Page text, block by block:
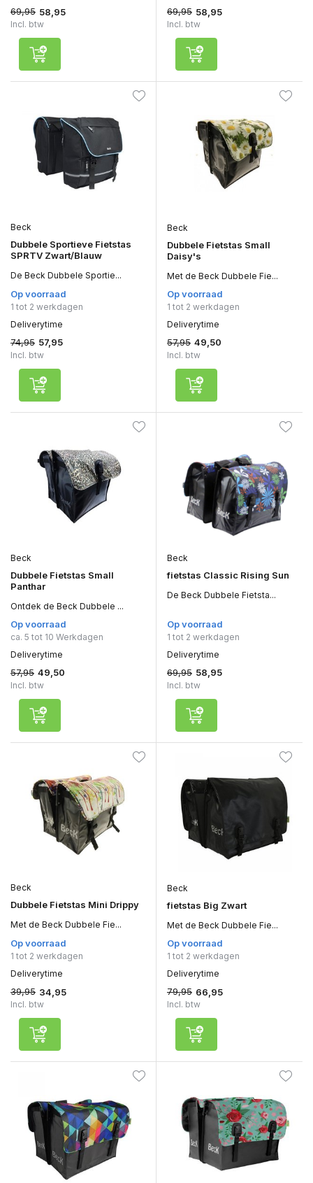
69,95 58,95
Incl. btw
69,95 58,95
Incl. btw
Beck
Dubbele Sportieve Fietstas
SPRTV Zwart/Blauw
De Beck Dubbele Sportie...
Op voorraad
1 tot 2 werkdagen
Deliverytime
74,95 57,95
Incl. btw
Beck
Dubbele Fietstas Small
Daisy's
Met de Beck Dubbele Fie...
Op voorraad
1 tot 2 werkdagen
Deliverytime
57,95 49,50
Incl. btw
Beck
Dubbele Fietstas Small
Panthar
Ontdek de Beck Dubbele ...
Op voorraad
ca. 5 tot 10 Werkdagen
Deliverytime
57,95 49,50
Incl. btw
Beck
fietstas Classic Rising Sun
De Beck Dubbele Fietsta...
Op voorraad
1 tot 2 werkdagen
Deliverytime
69,95 58,95
Incl. btw
Beck
Dubbele Fietstas Mini Drippy
Met de Beck Dubbele Fie...
Op voorraad
1 tot 2 werkdagen
Deliverytime
39,95 34,95
Incl. btw
Beck
fietstas Big Zwart
Met de Beck Dubbele Fie...
Op voorraad
1 tot 2 werkdagen
Deliverytime
79,95 66,95
Incl. btw